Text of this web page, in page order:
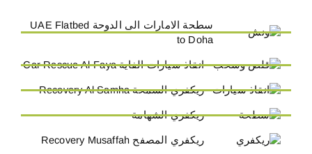
سطحة الامارات الى الدوحة UAE Flatbed
to Doha
انقاذ سيارات الفاية Car Rescue Al-Faya
ريكفري السمحة Recovery Al Samha
ريكفري الشهامة
ريكفري المصفح Recovery Musaffah